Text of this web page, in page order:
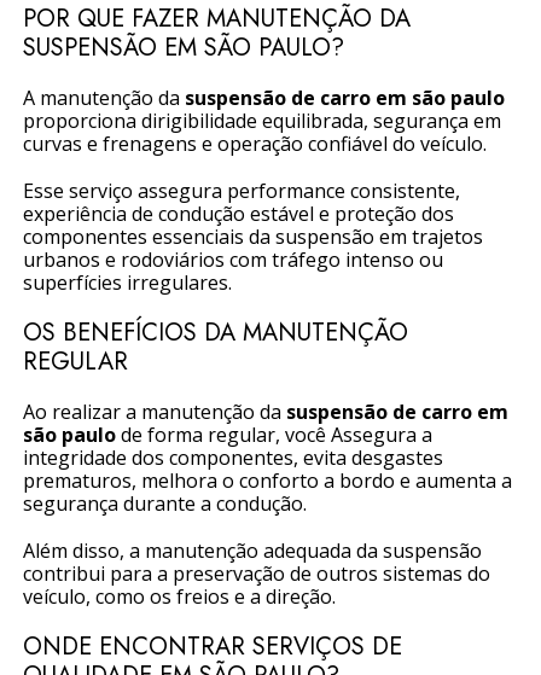
POR QUE FAZER MANUTENÇÃO DA
SUSPENSÃO EM SÃO PAULO?
A manutenção da suspensão de carro em são paulo
proporciona dirigibilidade equilibrada, segurança em
curvas e frenagens e operação confiável do veículo.
Esse serviço assegura performance consistente,
experiência de condução estável e proteção dos
componentes essenciais da suspensão em trajetos
urbanos e rodoviários com tráfego intenso ou
superfícies irregulares.
OS BENEFÍCIOS DA MANUTENÇÃO
REGULAR
Ao realizar a manutenção da suspensão de carro em
são paulode forma regular, você Assegura a
integridade dos componentes, evita desgastes
prematuros, melhora o conforto a bordo e aumenta a
segurança durante a condução.
Além disso, a manutenção adequada da suspensão
contribui para a preservação de outros sistemas do
veículo, como os freios e a direção.
ONDE ENCONTRAR SERVIÇOS DE